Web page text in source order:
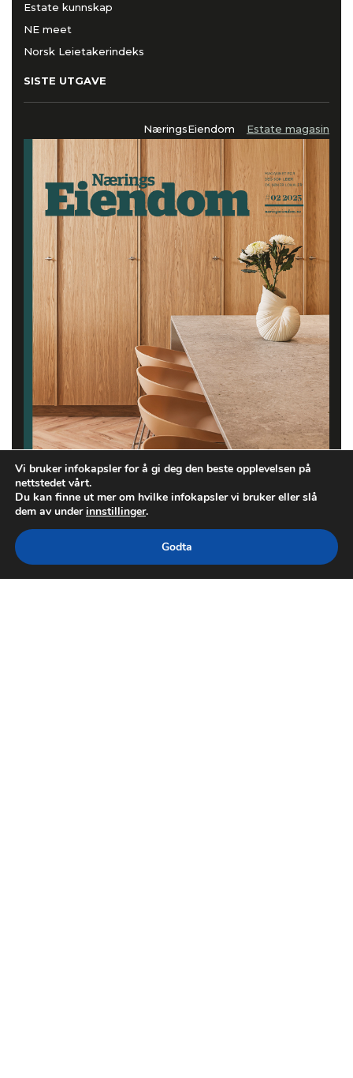
Estate kunnskap
NE meet
Norsk Leietakerindeks
SISTE UTGAVE
NæringsEiendom Estate magasin
Vi bruker infokapsler for å gi deg den beste opplevelsen på
nettstedet vårt.
Du kan finne ut mer om hvilke infokapsler vi bruker eller slå
dem av underinnstillinger.
Godta